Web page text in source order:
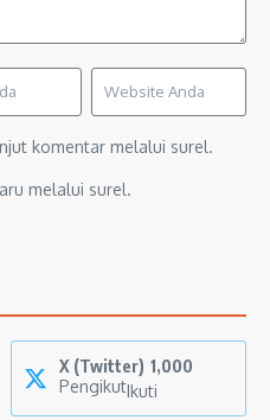
komentar melalui surel.
melalui surel.
X (Twitter) 1,000
PengikutIkuti